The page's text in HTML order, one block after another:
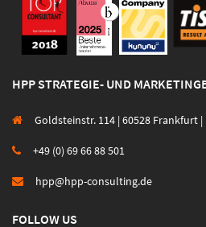
HPP STRATEGIE- UND
Goldsteinstr. 114 | 60528 Frankfurt
+49 (0) 69 66 88 501
hpp@hpp-consulting.de
FOLLOW US